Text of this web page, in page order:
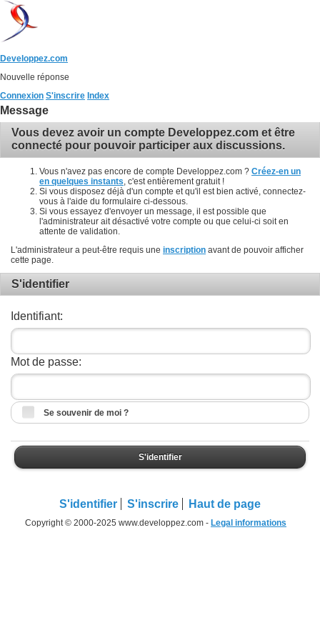
Developpez.com
Nouvelle réponse
Connexion S'inscrire Index
Message
Vous devez avoir un compte Developpez.com et être
connecté pour pouvoir participer aux discussions.
Vous n'avez pas encore de compte Developpez.com ? Créez-en un
en quelques instants , c'est entièrement gratuit !
Si vous disposez déjà d'un compte et qu'il est bien activé, connectez-
vous à l'aide du formulaire ci-dessous.
Si vous essayez d'envoyer un message, il est possible que
l'administrateur ait désactivé votre compte ou que celui-ci soit en
attente de validation.
L'administrateur a peut-être requis une inscription avant de pouvoir afficher
cette page.
S'identifier
Identifiant:
Mot de passe:
Se souvenir de moi ?
S'identifier
S'identifier S'inscrire Haut de page
Copyright © 2000-2025 www.developpez.com - Legal informations